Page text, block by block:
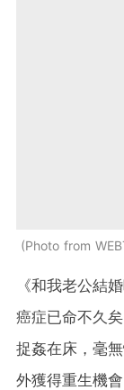
Photo from
《和我老公結
癌症已命不久
捉姦在床，毫
外獲得重生機